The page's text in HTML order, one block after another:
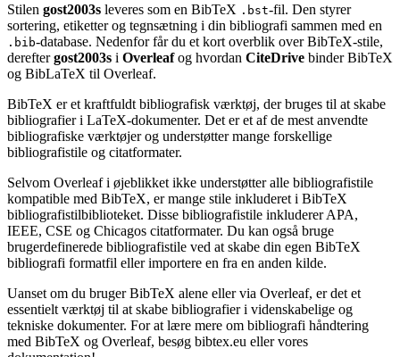
Stilen gost2003s leveres som en BibTeX .bst-fil. Den styrer
sortering, etiketter og tegnsætning i din bibliografi sammen med en
.bib-database. Nedenfor får du et kort overblik over BibTeX-stile,
dereftergost2003s i Overleafog hvordan CiteDrive binder BibTeX
og BibLaTeX til Overleaf.
BibTeX er et kraftfuldt bibliografisk værktøj, der bruges til at skabe
bibliografier i LaTeX-dokumenter. Det er et af de mest anvendte
bibliografiske værktøjer og understøtter mange forskellige
bibliografistile og citatformater.
Selvom Overleaf i øjeblikket ikke understøtter alle bibliografistile
kompatible med BibTeX, er mange stile inkluderet i BibTeX
bibliografistilbiblioteket. Disse bibliografistile inkluderer APA,
IEEE, CSE og Chicagos citatformater. Du kan også bruge
brugerdefinerede bibliografistile ved at skabe din egen BibTeX
bibliografi formatfil eller importere en fra en anden kilde.
Uanset om du bruger BibTeX alene eller via Overleaf, er det et
essentielt værktøj til at skabe bibliografier i videnskabelige og
tekniske dokumenter. For at lære mere om bibliografi håndtering
med BibTeX og Overleaf, besøg bibtex.eu eller vores